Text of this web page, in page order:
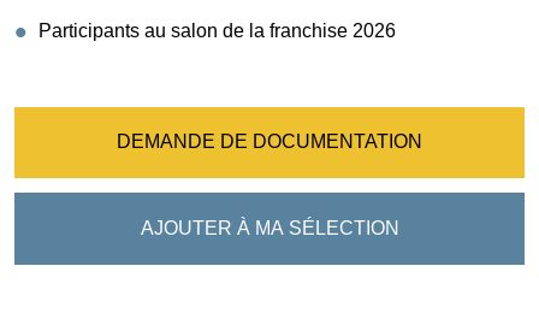
Participants au salon de la franchise 2026
DEMANDE DE DOCUMENTATION
AJOUTER À MA SÉLECTION